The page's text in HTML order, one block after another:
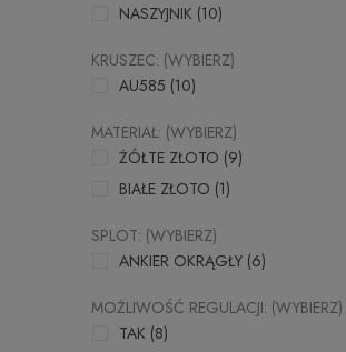
NASZYJNIK (10)
KRUSZEC: (WYBIERZ)
AU585 (10)
MATERIAŁ: (WYBIERZ)
ŻÓŁTE ZŁOTO (9)
BIAŁE ZŁOTO (1)
SPLOT: (WYBIERZ)
ANKIER OKRĄGŁY (6)
MOŻLIWOŚĆ REGULACJI: (WYBIERZ)
TAK (8)